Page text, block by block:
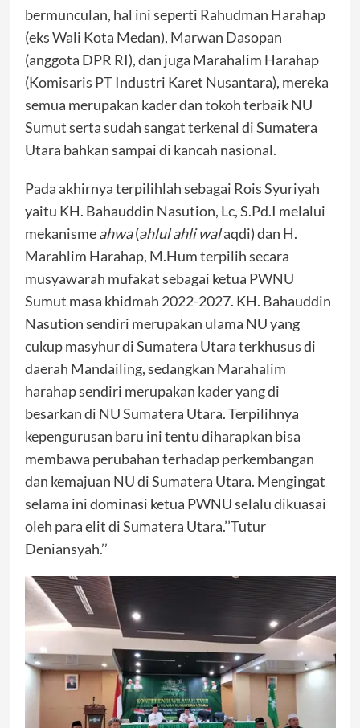
bermunculan, hal ini seperti Rahudman Harahap
(eks Wali Kota Medan), Marwan Dasopan
(anggota DPR RI), dan juga Marahalim Harahap
(Komisaris PT Industri Karet Nusantara), mereka
semua merupakan kader dan tokoh terbaik NU
Sumut serta sudah sangat terkenal di Sumatera
Utara bahkan sampai di kancah nasional.
Pada akhirnya terpilihlah sebagai Rois Syuriyah
yaitu KH. Bahauddin Nasution, Lc, S.Pd.I melalui
mekanismeahwa(ahlul ahli walaqdi) dan H.
Marahlim Harahap, M.Hum terpilih secara
musyawarah mufakat sebagai ketua PWNU
Sumut masa khidmah 2022-2027. KH. Bahauddin
Nasution sendiri merupakan ulama NU yang
cukup masyhur di Sumatera Utara terkhusus di
daerah Mandailing, sedangkan Marahalim
harahap sendiri merupakan kader yang di
besarkan di NU Sumatera Utara. Terpilihnya
kepengurusan baru ini tentu diharapkan bisa
membawa perubahan terhadap perkembangan
dan kemajuan NU di Sumatera Utara. Mengingat
selama ini dominasi ketua PWNU selalu dikuasai
oleh para elit di Sumatera Utara.’’Tutur
Deniansyah.’’